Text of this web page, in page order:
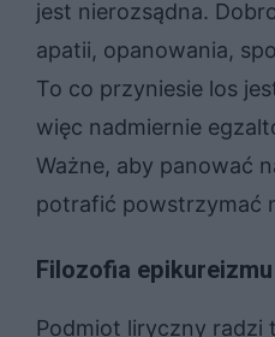
jest nierozsądna.
apatii, opanowania,
To co przyniesie los
więc nadmiernie
Ważne, aby panować
potrafić powstrzymać
Filozofia epikureizmu
Podmiot liryczny radzi